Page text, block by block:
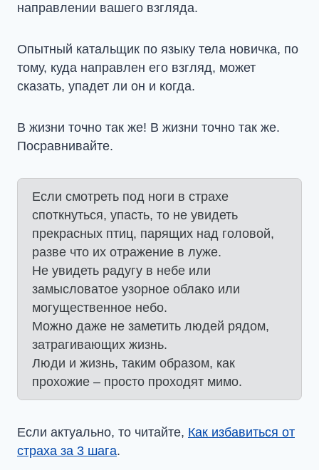
направлении вашего взгляда.
Опытный катальщик по языку тела новичка, по
тому, куда направлен его взгляд, может
сказать, упадет ли он и когда.
В жизни точно так же! В жизни точно так же.
Посравнивайте.
Если смотреть под ноги в страхе
споткнуться, упасть, то не увидеть
прекрасных птиц, парящих над головой,
разве что их отражение в луже.
Не увидеть радугу в небе или
замысловатое узорное облако или
могущественное небо.
Можно даже не заметить людей рядом,
затрагивающих жизнь.
Люди и жизнь, таким образом, как
прохожие – просто проходят мимо.
Если актуально, то читайте, Как избавиться от
страха за 3 шага.